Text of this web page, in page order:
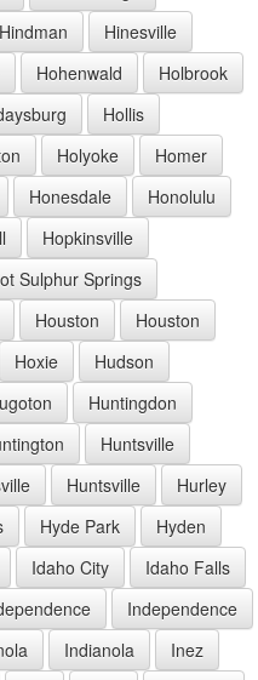
Hindman
Hinesville
Hohenwald
Holbrook
Hollis
Holyoke
Homer
Honesdale
Honolulu
Hopkinsville
Sulphur Springs
Houston
Houston
Hoxie
Hudson
Huntingdon
Huntsville
Huntsville
Hurley
Hyde Park
Hyden
Idaho City
Idaho Falls
Independence
Indianola
Inez